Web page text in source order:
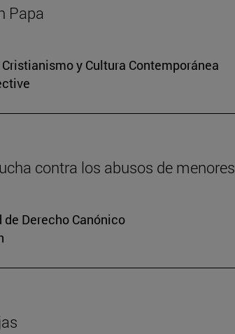
Papa
y Cultura Contemporánea
contra los abusos de menores
Derecho Canónico